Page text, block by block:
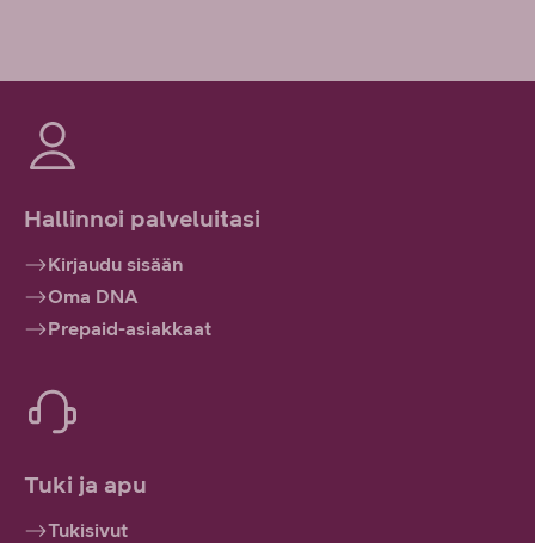
Hallinnoi palveluitasi
Kirjaudu sisään
Oma DNA
Prepaid-asiakkaat
Tuki ja apu
Tukisivut